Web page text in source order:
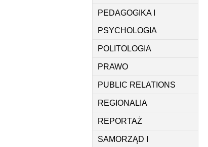
PEDAGOGIKA I
PSYCHOLOGIA
POLITOLOGIA
PRAWO
PUBLIC RELATIONS
REGIONALIA
REPORTAŻ
SAMORZĄD I